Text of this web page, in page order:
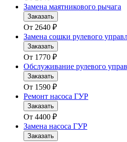
Замена маятникового рычага
Заказать
От 2640 ₽
Замена сошки рулевого
Заказать
От 1770 ₽
Обслуживание рулевого
Заказать
От 1590 ₽
Ремонт насоса ГУР
Заказать
От 4400 ₽
Замена насоса ГУР
Заказать